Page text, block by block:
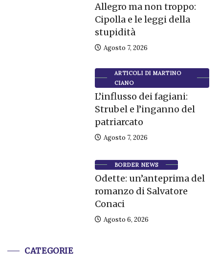
Allegro ma non troppo:
Cipolla e le leggi della
stupidità
Agosto 7, 2026
ARTICOLI DI MARTINO
CIANO
L’influsso dei fagiani:
Strubel e l’inganno del
patriarcato
Agosto 7, 2026
BORDER NEWS
Odette: un’anteprima del
romanzo di Salvatore
Conaci
Agosto 6, 2026
CATEGORIE